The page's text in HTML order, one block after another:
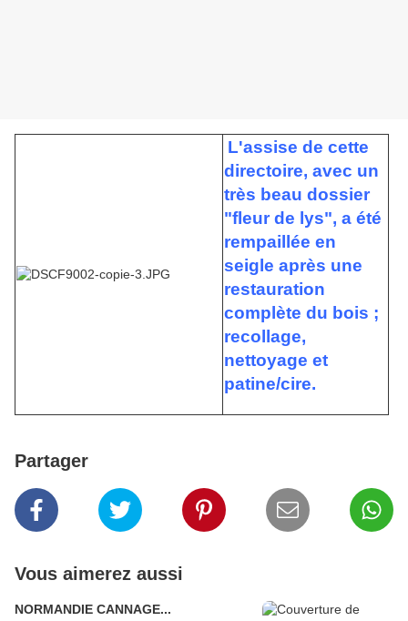
L'assise de cette
directoire, avec un
très beau dossier
"fleur de lys", a été
rempaillée en
seigle après une
restauration
complète du bois ;
recollage,
nettoyage et
patine/cire.
Partager
Vous aimerez aussi
NORMANDIE CANNAGE...